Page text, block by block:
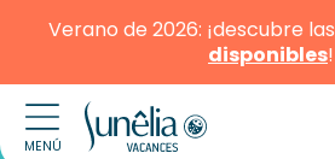
Verano de 2026: ¡descubre las
disponibles!
MENÚ